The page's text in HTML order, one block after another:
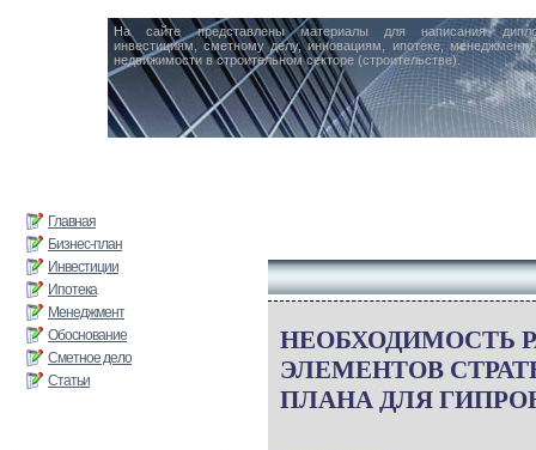
На сайте представлены материалы для написания
инвестициям, сметному делу, инновациям, ипотеке,
недвижимости в строительном секторе (строительстве).
Главная
Бизнес-план
Инвестиции
Ипотека
Менеджмент
Обоснование
Сметное дело
Статьи
НЕОБХОДИМОСТЬ
ЭЛЕМЕНТОВ
ПЛАНА ДЛЯ